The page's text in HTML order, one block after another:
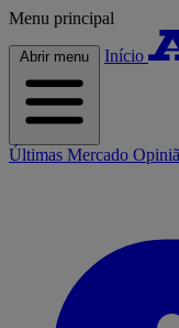
Menu principal
Abrir menu Início
Últimas Mercado